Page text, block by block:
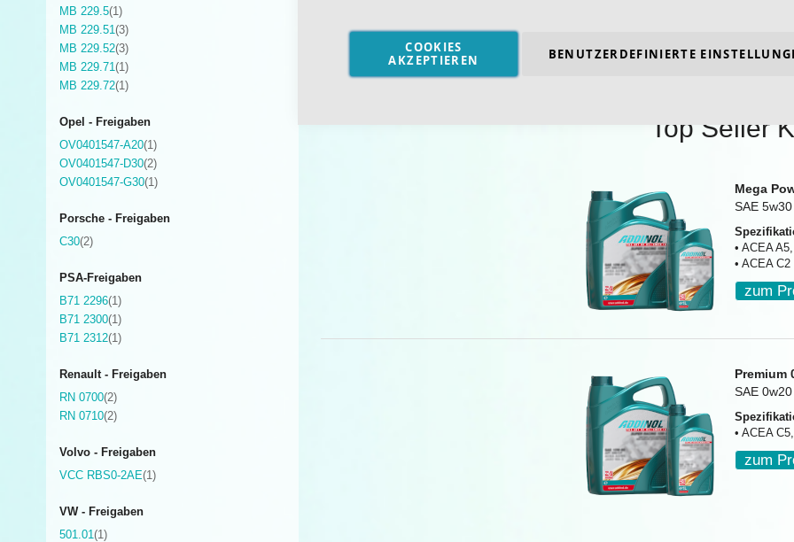
COOKIES
AKZEPTIEREN
BENUTZERDEFINIERTE
Top Seller
Mega
SAE 5w30
• ACEA
• ACEA C2
zum
Premium
SAE 0w20
• ACEA
zum
MB 229.5 1 Artikel
MB 229.51 3Artikel
MB 229.52 3Artikel
MB 229.71 1 Artikel
MB 229.72 1 Artikel
Opel - Freigaben
OV0401547-A20 1 Artikel
OV0401547-D30 2Artikel
OV0401547-G30 1 Artikel
Porsche - Freigaben
C30 2Artikel
PSA-Freigaben
B71 2296 1 Artikel
B71 2300 1 Artikel
B71 2312 1 Artikel
Renault - Freigaben
RN 0700 2Artikel
RN 0710 2Artikel
Volvo - Freigaben
VCC RBS0-2AE 1 Artikel
VW - Freigaben
501.01 1 Artikel